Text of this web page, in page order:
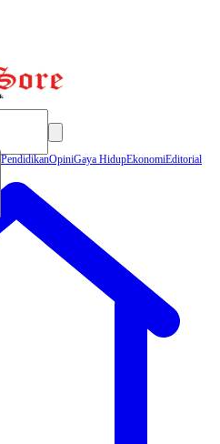
PendidikanOpiniGaya HidupEkonomiEditorial